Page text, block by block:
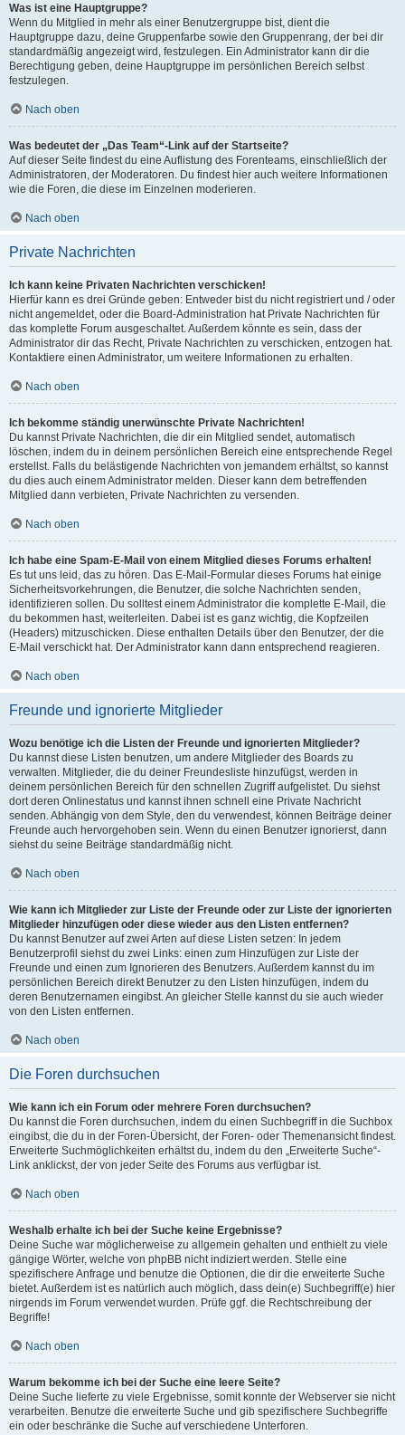
Was ist eine Hauptgruppe?
Wenn du Mitglied in mehr als einer Benutzergruppe bist, dient die
Hauptgruppe dazu, deine Gruppenfarbe sowie den Gruppenrang, der bei dir
standardmäßig angezeigt wird, festzulegen. Ein Administrator kann dir die
Berechtigung geben, deine Hauptgruppe im persönlichen Bereich selbst
festzulegen.
Nach oben
Was bedeutet der „Das Team“-Link auf der Startseite?
Auf dieser Seite findest du eine Auflistung des Forenteams, einschließlich der
Administratoren, der Moderatoren. Du findest hier auch weitere Informationen
wie die Foren, die diese im Einzelnen moderieren.
Nach oben
Private Nachrichten
Ich kann keine Privaten Nachrichten verschicken!
Hierfür kann es drei Gründe geben: Entweder bist du nicht registriert und / oder
nicht angemeldet, oder die Board-Administration hat Private Nachrichten für
das komplette Forum ausgeschaltet. Außerdem könnte es sein, dass der
Administrator dir das Recht, Private Nachrichten zu verschicken, entzogen hat.
Kontaktiere einen Administrator, um weitere Informationen zu erhalten.
Nach oben
Ich bekomme ständig unerwünschte Private Nachrichten!
Du kannst Private Nachrichten, die dir ein Mitglied sendet, automatisch
löschen, indem du in deinem persönlichen Bereich eine entsprechende Regel
erstellst. Falls du belästigende Nachrichten von jemandem erhältst, so kannst
du dies auch einem Administrator melden. Dieser kann dem betreffenden
Mitglied dann verbieten, Private Nachrichten zu versenden.
Nach oben
Ich habe eine Spam-E-Mail von einem Mitglied dieses Forums erhalten!
Es tut uns leid, das zu hören. Das E-Mail-Formular dieses Forums hat einige
Sicherheitsvorkehrungen, die Benutzer, die solche Nachrichten senden,
identifizieren sollen. Du solltest einem Administrator die komplette E-Mail, die
du bekommen hast, weiterleiten. Dabei ist es ganz wichtig, die Kopfzeilen
(Headers) mitzuschicken. Diese enthalten Details über den Benutzer, der die
E-Mail verschickt hat. Der Administrator kann dann entsprechend reagieren.
Nach oben
Freunde und ignorierte Mitglieder
Wozu benötige ich die Listen der Freunde und ignorierten Mitglieder?
Du kannst diese Listen benutzen, um andere Mitglieder des Boards zu
verwalten. Mitglieder, die du deiner Freundesliste hinzufügst, werden in
deinem persönlichen Bereich für den schnellen Zugriff aufgelistet. Du siehst
dort deren Onlinestatus und kannst ihnen schnell eine Private Nachricht
senden. Abhängig von dem Style, den du verwendest, können Beiträge deiner
Freunde auch hervorgehoben sein. Wenn du einen Benutzer ignorierst, dann
siehst du seine Beiträge standardmäßig nicht.
Nach oben
Wie kann ich Mitglieder zur Liste der Freunde oder zur Liste der ignorierten
Mitglieder hinzufügen oder diese wieder aus den Listen entfernen?
Du kannst Benutzer auf zwei Arten auf diese Listen setzen: In jedem
Benutzerprofil siehst du zwei Links: einen zum Hinzufügen zur Liste der
Freunde und einen zum Ignorieren des Benutzers. Außerdem kannst du im
persönlichen Bereich direkt Benutzer zu den Listen hinzufügen, indem du
deren Benutzernamen eingibst. An gleicher Stelle kannst du sie auch wieder
von den Listen entfernen.
Nach oben
Die Foren durchsuchen
Wie kann ich ein Forum oder mehrere Foren durchsuchen?
Du kannst die Foren durchsuchen, indem du einen Suchbegriff in die Suchbox
eingibst, die du in der Foren-Übersicht, der Foren- oder Themenansicht findest.
Erweiterte Suchmöglichkeiten erhältst du, indem du den „Erweiterte Suche“-
Link anklickst, der von jeder Seite des Forums aus verfügbar ist.
Nach oben
Weshalb erhalte ich bei der Suche keine Ergebnisse?
Deine Suche war möglicherweise zu allgemein gehalten und enthielt zu viele
gängige Wörter, welche von phpBB nicht indiziert werden. Stelle eine
spezifischere Anfrage und benutze die Optionen, die dir die erweiterte Suche
bietet. Außerdem ist es natürlich auch möglich, dass dein(e) Suchbegriff(e) hier
nirgends im Forum verwendet wurden. Prüfe ggf. die Rechtschreibung der
Begriffe!
Nach oben
Warum bekomme ich bei der Suche eine leere Seite?
Deine Suche lieferte zu viele Ergebnisse, somit konnte der Webserver sie nicht
verarbeiten. Benutze die erweiterte Suche und gib spezifischere Suchbegriffe
ein oder beschränke die Suche auf verschiedene Unterforen.